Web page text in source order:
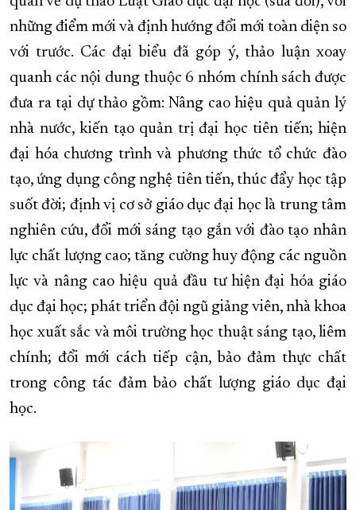
những điểm mới và định hướng đổi mới toàn diện so
với trước. Các đại biểu đã góp ý, thảo luận xoay
quanh các nội dung thuộc 6 nhóm chính sách được
đưa ra tại dự thảo gồm: Nâng cao hiệu quả quản lý
nhà nước, kiến tạo quản trị đại học tiên tiến; hiện
đại hóa chương trình và phương thức tổ chức đào
tạo, ứng dụng công nghệ tiên tiến, thúc đẩy học tập
suốt đời; định vị cơ sở giáo dục đại học là trung tâm
nghiên cứu, đổi mới sáng tạo gắn với đào tạo nhân
lực chất lượng cao; tăng cường huy động các nguồn
lực và nâng cao hiệu quả đầu tư hiện đại hóa giáo
dục đại học; phát triển đội ngũ giảng viên, nhà khoa
học xuất sắc và môi trường học thuật sáng tạo, liêm
chính; đổi mới cách tiếp cận, bảo đảm thực chất
trong công tác đảm bảo chất lượng giáo dục đại
học.